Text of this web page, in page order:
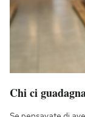
Chi ci